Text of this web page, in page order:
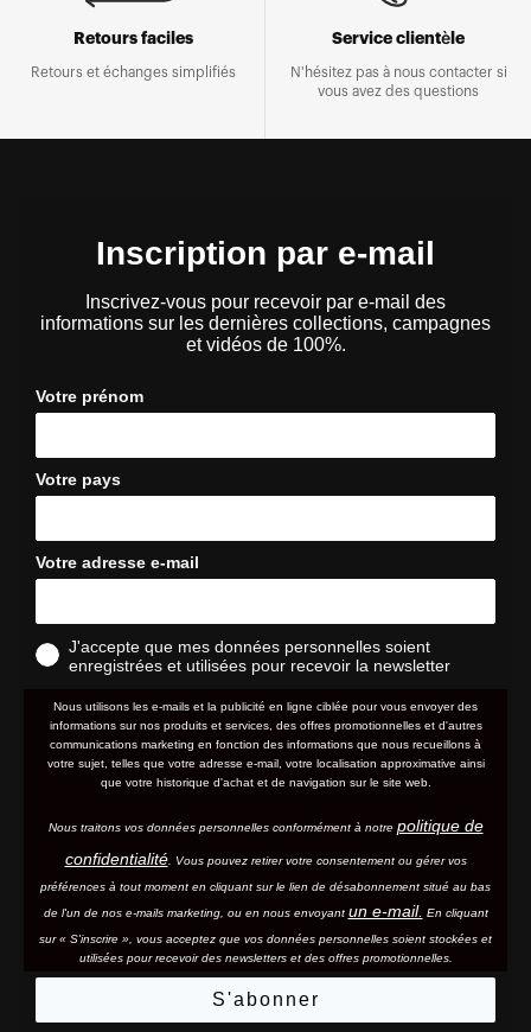
Retours faciles
Retours et échanges simplifiés
Service clientèle
N'hésitez pas à nous contacter si
vous avez des questions
Inscription par e-mail
Inscrivez-vous pour recevoir par e-mail des
informations sur les dernières collections, campagnes
et vidéos de 100%.
Votre prénom
Votre pays
Votre adresse e-mail
J'accepte que mes données personnelles soient
enregistrées et utilisées pour recevoir la newsletter
Nous utilisons les e-mails et la publicité en ligne ciblée pour vous envoyer des
informations sur nos produits et services, des offres promotionnelles et d'autres
communications marketing en fonction des informations que nous recueillons à
votre sujet, telles que votre adresse e-mail, votre localisation approximative ainsi
que votre historique d'achat et de navigation sur le site web.
Nous traitons vos données personnelles conformément à notre politique de
confidentialité. Vous pouvez retirer votre consentement ou gérer vos
préférences à tout moment en cliquant sur le lien de désabonnement situé au bas
de l'un de nos e-mails marketing, ou en nous envoyant un e-mail. En cliquant
sur « S'inscrire », vous acceptez que vos données personnelles soient stockées et
utilisées pour recevoir des newsletters et des offres promotionnelles.
S'abonner